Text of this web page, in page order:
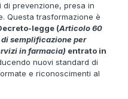
di prevenzione, presa in
Questa trasformazione è
legge (Articolo 60
semplificazione per
in farmacia) entrato in
nuovi standard di
e riconoscimenti al